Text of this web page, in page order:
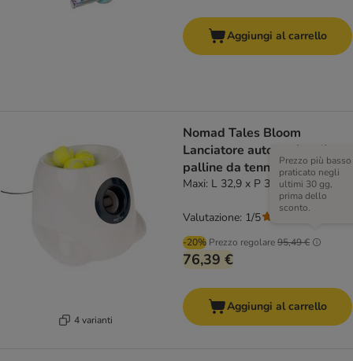
Aggiungi al carrello
4 varianti
Nomad Tales Bloom
Lanciatore automatico di
palline da tennis
Maxi: L 32,9 x P 32,2 x H 28,3 cm
-20% Prezzo regolare95,49 €
Prezzo più basso
praticato negli
ultimi 30 gg,
prima dello
sconto.
76,39 €
Valutazione: 1/5
Aggiungi al carrello